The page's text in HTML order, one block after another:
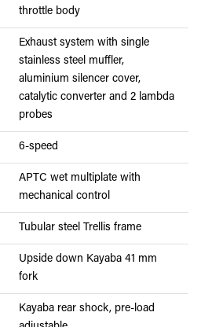
throttle body
Exhaust system with single
stainless steel muffler,
aluminium silencer cover,
catalytic converter and 2 lambda
probes
6-speed
APTC wet multiplate with
mechanical control
Tubular steel Trellis frame
Upside down Kayaba 41 mm
fork
Kayaba rear shock, pre-load